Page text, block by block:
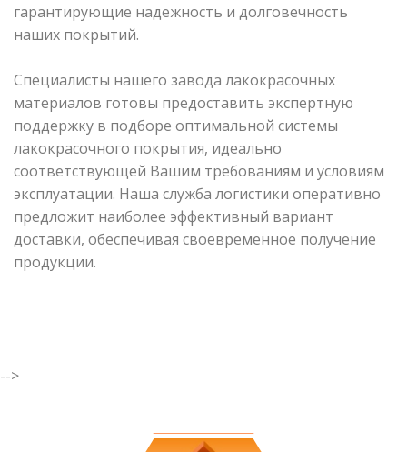
гарантирующие надежность и долговечность
наших покрытий.
Специалисты нашего завода лакокрасочных
материалов готовы предоставить экспертную
поддержку в подборе оптимальной системы
лакокрасочного покрытия, идеально
соответствующей Вашим требованиям и условиям
эксплуатации. Наша служба логистики оперативно
предложит наиболее эффективный вариант
доставки, обеспечивая своевременное получение
продукции.
-->